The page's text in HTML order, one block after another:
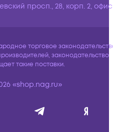
просп., 28, корп. 2,
торговое
законодательство
такие поставки.
«shop.nag.ru»